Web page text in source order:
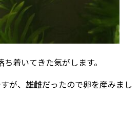
着いてきた気がします。
が、雄雌だったので卵を産みまし